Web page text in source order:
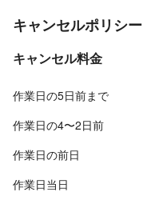
キャンセルポリシー
キャンセル料金
作業日の5日前まで
作業日の4〜2日前
作業日の前日
作業日当日